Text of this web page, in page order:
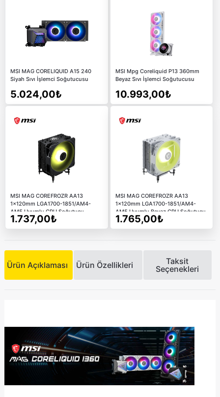
MSI MAG CORELIQUID A15 240
Siyah Sıvı İşlemci Soğutucusu
5.024,00₺
MSI Mpg Coreliquid P13 360mm
Beyaz Sıvı İşlemci Soğutucusu
10.993,00₺
MSI MAG COREFROZR AA13
1x120mm LGA1700-1851/AM4-
AM5 Uyumlu CPU Soğutucu
1.737,00₺
MSI MAG COREFROZR AA13
1x120mm LGA1700-1851/AM4-
AM5 Uyumlu Beyaz CPU Soğutucu
1.765,00₺
Ürün Açıklaması Ürün Özellikleri
Taksit
Seçenekleri